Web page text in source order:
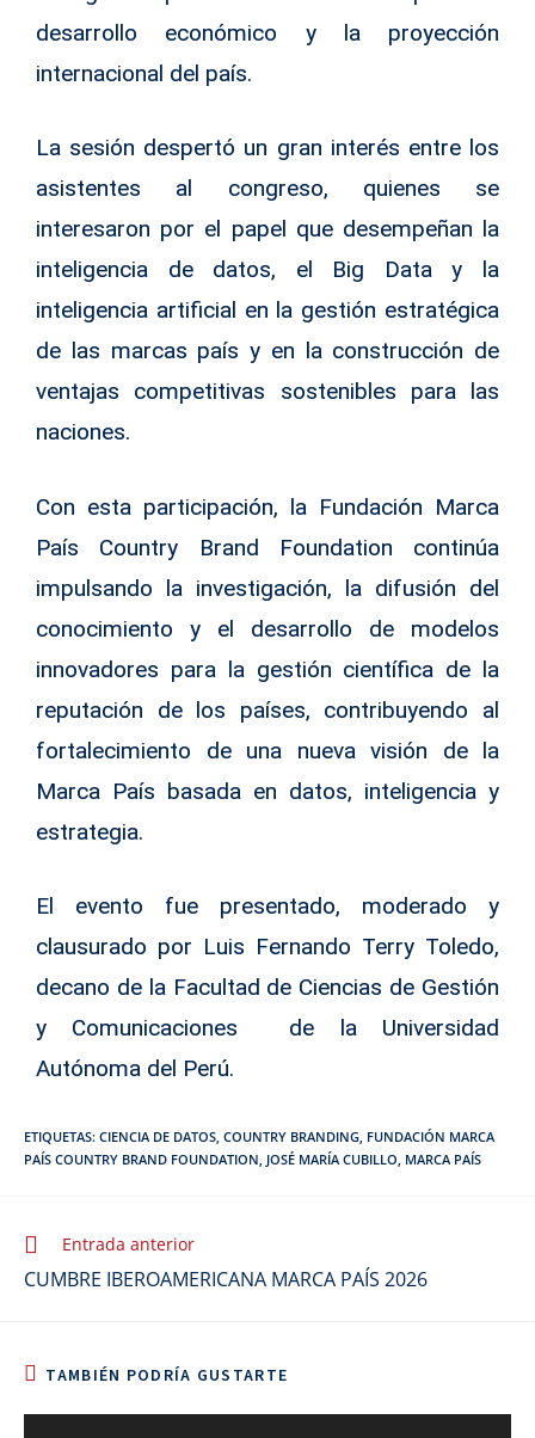
desarrollo económico y la proyección
internacional del país.
La sesión despertó un gran interés entre los
asistentes al congreso, quienes se
interesaron por el papel que desempeñan la
inteligencia de datos, el Big Data y la
inteligencia artificial en la gestión estratégica
de las marcas país y en la construcción de
ventajas competitivas sostenibles para las
naciones.
Con esta participación, la Fundación Marca
País Country Brand Foundation continúa
impulsando la investigación, la difusión del
conocimiento y el desarrollo de modelos
innovadores para la gestión científica de la
reputación de los países, contribuyendo al
fortalecimiento de una nueva visión de la
Marca País basada en datos, inteligencia y
estrategia.
El evento fue presentado, moderado y
clausurado por Luis Fernando Terry Toledo,
decano de la Facultad de Ciencias de Gestión
y Comunicaciones de la Universidad
Autónoma del Perú.
ETIQUETAS: CIENCIA DE DATOS, COUNTRY BRANDING, FUNDACIÓN MARCA
PAÍS COUNTRY BRAND FOUNDATION, JOSÉ MARÍA CUBILLO, MARCA PAÍS
Entrada anterior
CUMBRE IBEROAMERICANA MARCA PAÍS 2026
TAMBIÉN PODRÍA GUSTARTE